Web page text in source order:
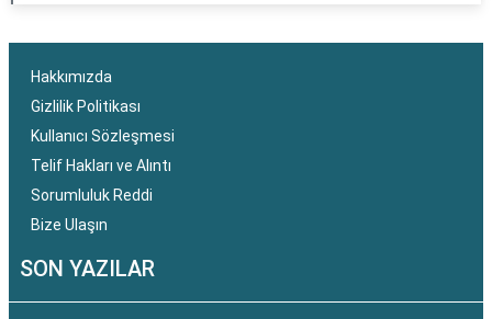
Hakkımızda
Gizlilik Politikası
Kullanıcı Sözleşmesi
Telif Hakları ve Alıntı
Sorumluluk Reddi
Bize Ulaşın
SON YAZILAR